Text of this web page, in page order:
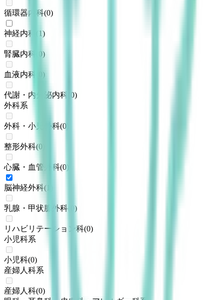
循環器内科(0)
神経内科 1)
腎臓内科 0)
血液内科 )
代謝・内分泌内科 0)
外科系
外科・小児外科(0
整形外科(0
心臓・血管外科(0)
脳神経外科(
乳腺・甲状腺外科 )
リハビリテーション科(0)
小児科系
小児科(0)
産婦人科系
産婦人科(0)